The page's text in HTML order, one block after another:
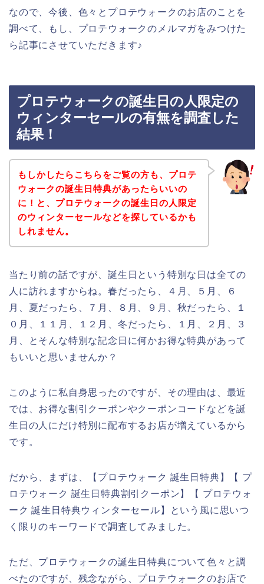
なので、今後、色々とプロテウォークのお店のことを
調べて、もし、プロテウォークのメルマガをみつけた
ら記事にさせていただきます♪
プロテウォークの誕生日の人限定の
ウィンターセールの有無を調査した
結果！
もしかしたらこちらをご覧の方も、プロテ
ウォークの誕生日特典があったらいいの
に！と、プロテウォークの誕生日の人限定
のウィンターセールなどを探しているかも
しれません。
当たり前の話ですが、誕生日という特別な日は全ての
人に訪れますからね。春だったら、４月、５月、６
月、夏だったら、７月、８月、９月、秋だったら、１
０月、１１月、１２月、冬だったら、１月、２月、３
月、とそんな特別な記念日に何かお得な特典があって
もいいと思いませんか？
このように私自身思ったのですが、その理由は、最近
では、お得な割引クーポンやクーポンコードなどを誕
生日の人にだけ特別に配布するお店が増えているから
です。
だから、まずは、【プロテウォーク 誕生日特典】【 プ
ロテウォーク 誕生日特典割引クーポン】【 プロテウォ
ーク 誕生日特典ウィンターセール】という風に思いつ
く限りのキーワードで調査してみました。
ただ、プロテウォークの誕生日特典について色々と調
べたのですが、残念ながら、プロテウォークのお店で